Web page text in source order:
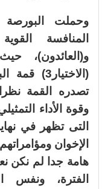
وحملت البورصة
المنافسة
و(العائدون)،
تصدره القمة نظرا
وقوة الأداء
التى تظهر في
الإخوان
هامة جدا لم نكن
الفترة،